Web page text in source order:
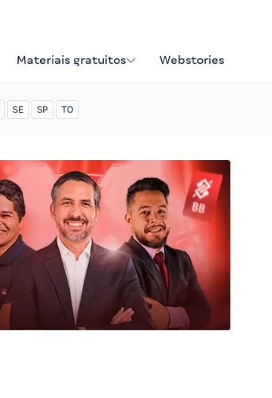
Materiais gratuitos Webstories
SE SP TO